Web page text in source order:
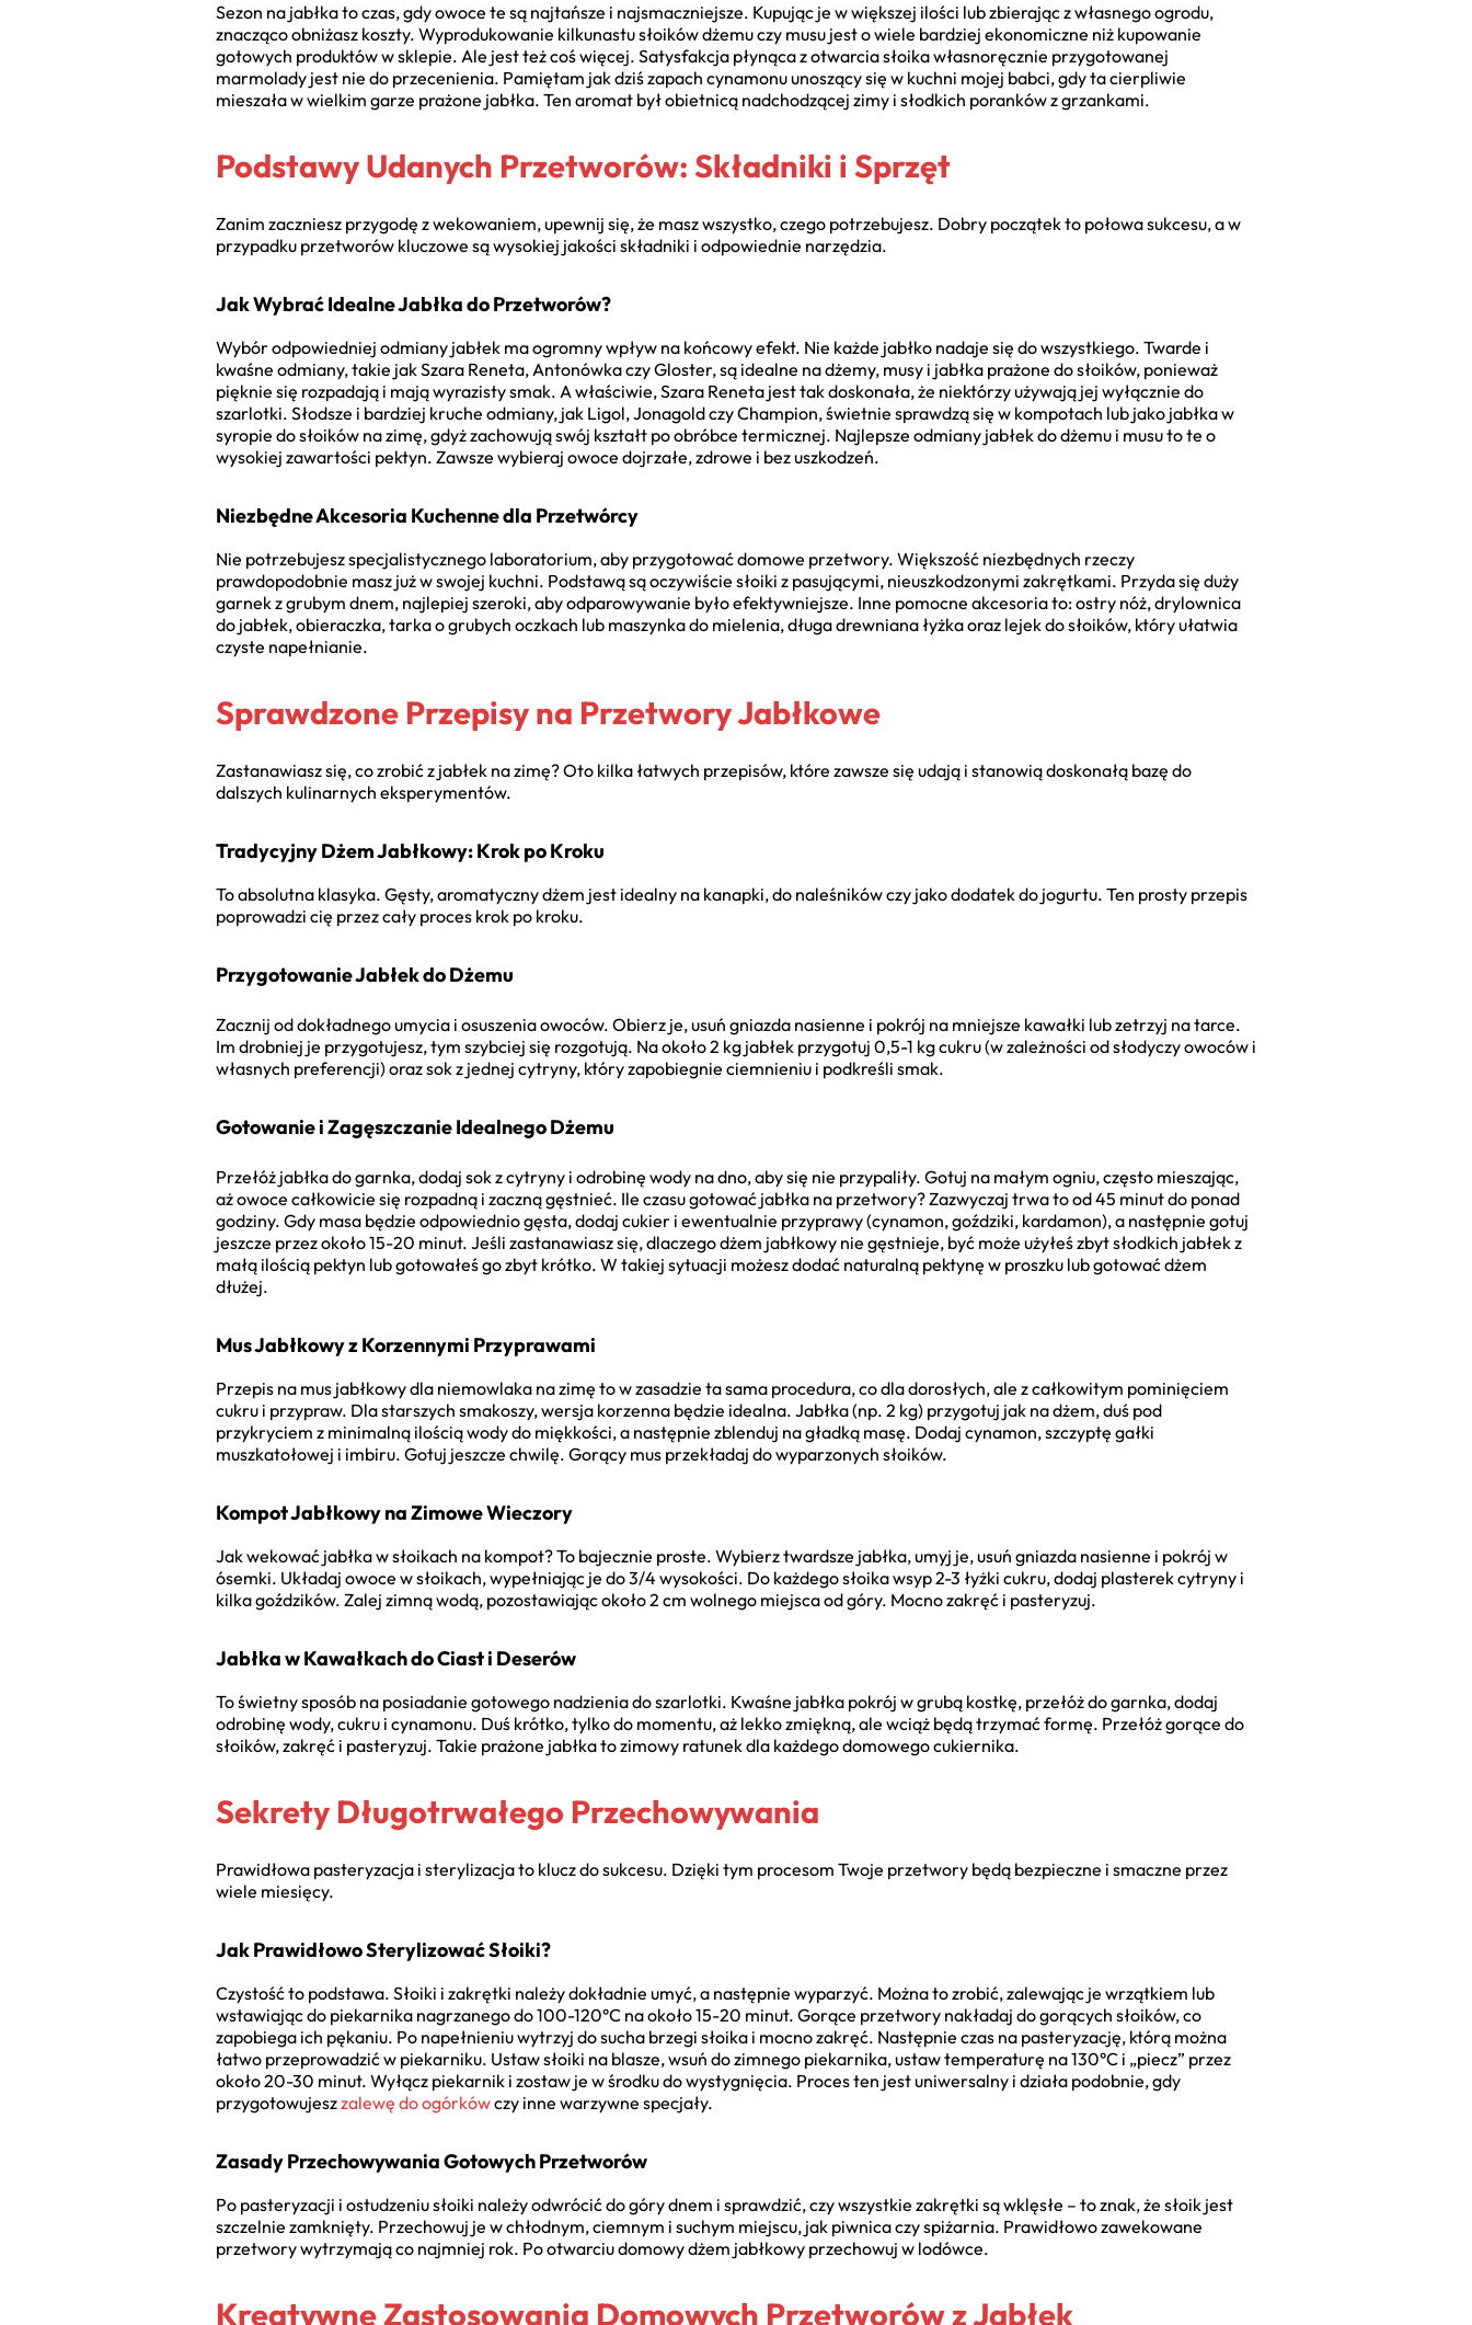
Sezon na jabłka to czas, gdy owoce te są najtańsze i najsmaczniejsze. Kupując je w większej ilości lub zbierając z własnego ogrodu,
znacząco obniżasz koszty. Wyprodukowanie kilkunastu słoików dżemu czy musu jest o wiele bardziej ekonomiczne niż kupowanie
gotowych produktów w sklepie. Ale jest też coś więcej. Satysfakcja płynąca z otwarcia słoika własnoręcznie przygotowanej
marmolady jest nie do przecenienia. Pamiętam jak dziś zapach cynamonu unoszący się w kuchni mojej babci, gdy ta cierpliwie
mieszała w wielkim garze prażone jabłka. Ten aromat był obietnicą nadchodzącej zimy i słodkich poranków z grzankami.
Podstawy Udanych Przetworów: Składniki i Sprzęt
Zanim zaczniesz przygodę z wekowaniem, upewnij się, że masz wszystko, czego potrzebujesz. Dobry początek to połowa sukcesu, a w
przypadku przetworów kluczowe są wysokiej jakości składniki i odpowiednie narzędzia.
Jak Wybrać Idealne Jabłka do Przetworów?
Wybór odpowiedniej odmiany jabłek ma ogromny wpływ na końcowy efekt. Nie każde jabłko nadaje się do wszystkiego. Twarde i
kwaśne odmiany, takie jak Szara Reneta, Antonówka czy Gloster, są idealne na dżemy, musy i jabłka prażone do słoików, ponieważ
pięknie się rozpadają i mają wyrazisty smak. A właściwie, Szara Reneta jest tak doskonała, że niektórzy używają jej wyłącznie do
szarlotki. Słodsze i bardziej kruche odmiany, jak Ligol, Jonagold czy Champion, świetnie sprawdzą się w kompotach lub jako jabłka w
syropie do słoików na zimę, gdyż zachowują swój kształt po obróbce termicznej. Najlepsze odmiany jabłek do dżemu i musu to te o
wysokiej zawartości pektyn. Zawsze wybieraj owoce dojrzałe, zdrowe i bez uszkodzeń.
Niezbędne Akcesoria Kuchenne dla Przetwórcy
Nie potrzebujesz specjalistycznego laboratorium, aby przygotować domowe przetwory. Większość niezbędnych rzeczy
prawdopodobnie masz już w swojej kuchni. Podstawą są oczywiście słoiki z pasującymi, nieuszkodzonymi zakrętkami. Przyda się duży
garnek z grubym dnem, najlepiej szeroki, aby odparowywanie było efektywniejsze. Inne pomocne akcesoria to: ostry nóż, drylownica
do jabłek, obieraczka, tarka o grubych oczkach lub maszynka do mielenia, długa drewniana łyżka oraz lejek do słoików, który ułatwia
czyste napełnianie.
Sprawdzone Przepisy na Przetwory Jabłkowe
Zastanawiasz się, co zrobić z jabłek na zimę? Oto kilka łatwych przepisów, które zawsze się udają i stanowią doskonałą bazę do
dalszych kulinarnych eksperymentów.
Tradycyjny Dżem Jabłkowy: Krok po Kroku
To absolutna klasyka. Gęsty, aromatyczny dżem jest idealny na kanapki, do naleśników czy jako dodatek do jogurtu. Ten prosty przepis
poprowadzi cię przez cały proces krok po kroku.
Przygotowanie Jabłek do Dżemu
Zacznij od dokładnego umycia i osuszenia owoców. Obierz je, usuń gniazda nasienne i pokrój na mniejsze kawałki lub zetrzyj na tarce.
Im drobniej je przygotujesz, tym szybciej się rozgotują. Na około 2 kg jabłek przygotuj 0,5-1 kg cukru (w zależności od słodyczy owoców i
własnych preferencji) oraz sok z jednej cytryny, który zapobiegnie ciemnieniu i podkreśli smak.
Gotowanie i Zagęszczanie Idealnego Dżemu
Przełóż jabłka do garnka, dodaj sok z cytryny i odrobinę wody na dno, aby się nie przypaliły. Gotuj na małym ogniu, często mieszając,
aż owoce całkowicie się rozpadną i zaczną gęstnieć. Ile czasu gotować jabłka na przetwory? Zazwyczaj trwa to od 45 minut do ponad
godziny. Gdy masa będzie odpowiednio gęsta, dodaj cukier i ewentualnie przyprawy (cynamon, goździki, kardamon), a następnie gotuj
jeszcze przez około 15-20 minut. Jeśli zastanawiasz się, dlaczego dżem jabłkowy nie gęstnieje, być może użyłeś zbyt słodkich jabłek z
małą ilością pektyn lub gotowałeś go zbyt krótko. W takiej sytuacji możesz dodać naturalną pektynę w proszku lub gotować dżem
dłużej.
Mus Jabłkowy z Korzennymi Przyprawami
Przepis na mus jabłkowy dla niemowlaka na zimę to w zasadzie ta sama procedura, co dla dorosłych, ale z całkowitym pominięciem
cukru i przypraw. Dla starszych smakoszy, wersja korzenna będzie idealna. Jabłka (np. 2 kg) przygotuj jak na dżem, duś pod
przykryciem z minimalną ilością wody do miękkości, a następnie zblenduj na gładką masę. Dodaj cynamon, szczyptę gałki
muszkatołowej i imbiru. Gotuj jeszcze chwilę. Gorący mus przekładaj do wyparzonych słoików.
Kompot Jabłkowy na Zimowe Wieczory
Jak wekować jabłka w słoikach na kompot? To bajecznie proste. Wybierz twardsze jabłka, umyj je, usuń gniazda nasienne i pokrój w
ósemki. Układaj owoce w słoikach, wypełniając je do 3/4 wysokości. Do każdego słoika wsyp 2-3 łyżki cukru, dodaj plasterek cytryny i
kilka goździków. Zalej zimną wodą, pozostawiając około 2 cm wolnego miejsca od góry. Mocno zakręć i pasteryzuj.
Jabłka w Kawałkach do Ciast i Deserów
To świetny sposób na posiadanie gotowego nadzienia do szarlotki. Kwaśne jabłka pokrój w grubą kostkę, przełóż do garnka, dodaj
odrobinę wody, cukru i cynamonu. Duś krótko, tylko do momentu, aż lekko zmiękną, ale wciąż będą trzymać formę. Przełóż gorące do
słoików, zakręć i pasteryzuj. Takie prażone jabłka to zimowy ratunek dla każdego domowego cukiernika.
Sekrety Długotrwałego Przechowywania
Prawidłowa pasteryzacja i sterylizacja to klucz do sukcesu. Dzięki tym procesom Twoje przetwory będą bezpieczne i smaczne przez
wiele miesięcy.
Jak Prawidłowo Sterylizować Słoiki?
Czystość to podstawa. Słoiki i zakrętki należy dokładnie umyć, a następnie wyparzyć. Można to zrobić, zalewając je wrzątkiem lub
wstawiając do piekarnika nagrzanego do 100-120°C na około 15-20 minut. Gorące przetwory nakładaj do gorących słoików, co
zapobiega ich pękaniu. Po napełnieniu wytrzyj do sucha brzegi słoika i mocno zakręć. Następnie czas na pasteryzację, którą można
łatwo przeprowadzić w piekarniku. Ustaw słoiki na blasze, wsuń do zimnego piekarnika, ustaw temperaturę na 130°C i „piecz” przez
około 20-30 minut. Wyłącz piekarnik i zostaw je w środku do wystygnięcia. Proces ten jest uniwersalny i działa podobnie, gdy
przygotowujeszzalewę do ogórkówczy inne warzywne specjały.
Zasady Przechowywania Gotowych Przetworów
Po pasteryzacji i ostudzeniu słoiki należy odwrócić do góry dnem i sprawdzić, czy wszystkie zakrętki są wklęsłe – to znak, że słoik jest
szczelnie zamknięty. Przechowuj je w chłodnym, ciemnym i suchym miejscu, jak piwnica czy spiżarnia. Prawidłowo zawekowane
przetwory wytrzymają co najmniej rok. Po otwarciu domowy dżem jabłkowy przechowuj w lodówce.
Kreatywne Zastosowania Domowych Przetworów z Jabłek